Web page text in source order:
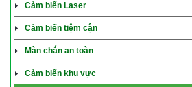
Cảm biến Laser
Cảm biến tiệm cận
Màn chắn an toàn
Cảm biến khu vực